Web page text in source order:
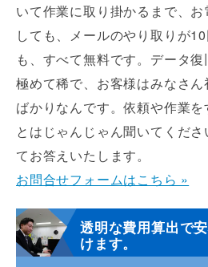
いて作業に取り掛かるまで、
しても、メールのやり取りが
も、すべて無料です。データ
極めて稀で、お客様はみなさ
ばかりなんです。依頼や作業
とはじゃんじゃん聞いてくだ
てお答えいたします。
お問合せフォームはこちら »
透明な費用算出で
けます。